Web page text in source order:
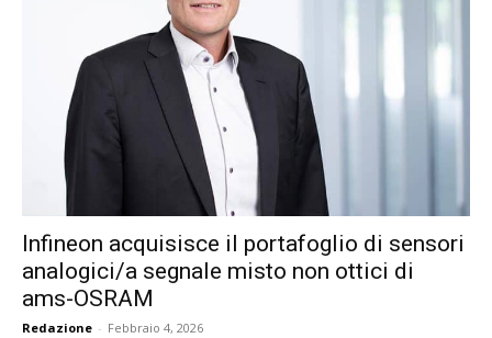
Infineon acquisisce il portafoglio di sensori
analogici/a segnale misto non ottici di
ams-OSRAM
Redazione - Febbraio 4, 2026